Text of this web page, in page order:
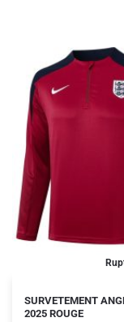
SURVETEMENT
2025 ROUGE
Le
prix
Le
prix